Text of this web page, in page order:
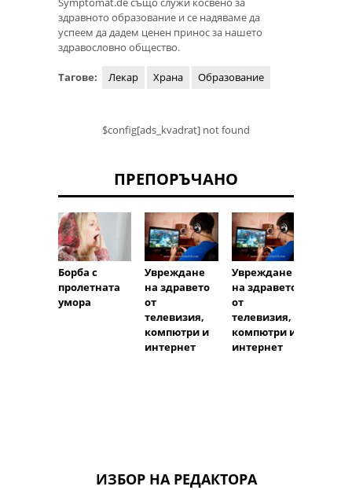
здравното образование и се надяваме да
успеем да дадем ценен принос за нашето
здравословно общество.
Тагове: Лекар Храна Образование
$config[ads_kvadrat] not found
ПРЕПОРЪЧАНО
Борба с
пролетната
умора
Увреждане
на здравето
от
телевизия,
компютри и
интернет
Увреждане
на здравето
от
телевизия,
компютри и
интернет
ИЗБОР НА РЕДАКТОРА